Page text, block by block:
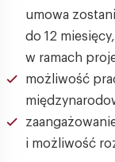
umowa
do 12
w ramach
możliwość
i możliwość